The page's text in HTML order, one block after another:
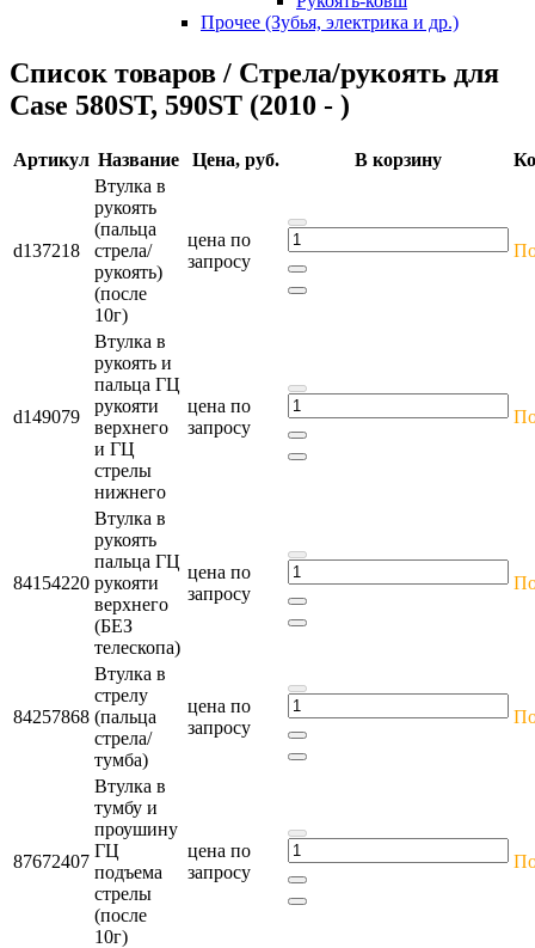
Прочее (Зубья, электрика и др.)
Cписок товаров / Стрела/рукоять для
Case 580ST, 590ST (2010 - )
Артикул Название Цена, руб. В корзину
d137218
Втулка в
рукоять
(пальца
стрела/
рукоять)
(после
10г)
цена по
запросу
d149079
Втулка в
рукоять и
пальца ГЦ
рукояти
верхнего
и ГЦ
стрелы
нижнего
цена по
запросу
84154220
Втулка в
рукоять
пальца ГЦ
рукояти
верхнего
(БЕЗ
телескопа)
цена по
запросу
84257868
Втулка в
стрелу
(пальца
стрела/
тумба)
цена по
запросу
87672407
Втулка в
тумбу и
проушину
ГЦ
подъема
стрелы
(после
10г)
цена по
запросу